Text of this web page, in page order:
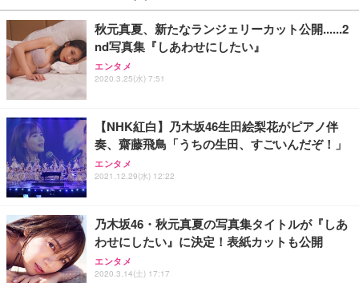
￥27,999
Sezlife オフィスチェア デスクチェア 疲れない テレ
ワーク チェア 強化バックレスト 30度ロッキング機
能 人間工学 椅子 腰サポート 90度跳ね上げ式アーム
務用 おしゃれ パソコンチェア (ブラック)
Sezlife オフィスチェア デスクチェア 疲れない テレ
ワーク チェア 強化バックレスト 30度ロッキング機
能 人間工学 椅子 腰サポート 90度跳ね上げ式アーム
務用 おしゃれ パソコンチェア (ホワイト)
ANDWINT オフィスチェア デスクチェア 肘なし メ
ッシュ 通気性 ランバーサポート付き 腰サポート ガ
ス圧無段階昇降 360度回転 キャスター付き コンパク
￥109,572
【純正品】27"ゲーミングモニター DualSense 充電
フック付き（CFI-ZDM1J）
【整備済み品】Dell E2724HS 27インチ 液晶モニタ
ー フルHD（1920×1080）VA 非光沢 HDMI/DisplayP
ort/VGA スピーカー内蔵 高さ調整 スイベル VESA対
【MiniLED/24.5inch/280Hz/FHD】GRAPHT THE S
HOOTER Gaming Monitor 24” Essential ゲーミン
グモニター QD 24.5インチ 1ms FHD 量子ドット 残
￥3,234
ネオ・ルーライフ ネオ・オムツ L 中型犬用 26枚入
り 単品
Smart Basic(スマートベーシック) 【Amazon.co.jp
限定】 Smart Basic アイリスオーヤマ ペットシーツ
超厚型 お徳用 ワイド 100枚入 (x 1) (ケース販売)
アイリスオーヤマ ペットシーツ 超厚型 お徳用 レギ
ュラー 200枚入【Amazon.co.jp限定】
秋元真夏、新たなランジェリーカット公開......2
nd写真集『しあわせにしたい』
エンタメ
2020.3.25(水) 7:51
【NHK紅白】乃木坂46生田絵梨花がピアノ伴
奏、齋藤飛鳥「うちの生田、すごいんだぞ！」
エンタメ
2021.12.29(水) 12:22
乃木坂46・秋元真夏の写真集タイトルが『しあ
わせにしたい』に決定！表紙カットも公開
エンタメ
2020.3.14(土) 17:17